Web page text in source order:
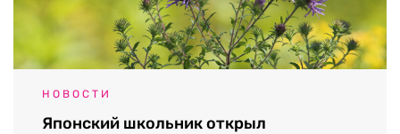
НОВОСТИ
Японский школьник открыл